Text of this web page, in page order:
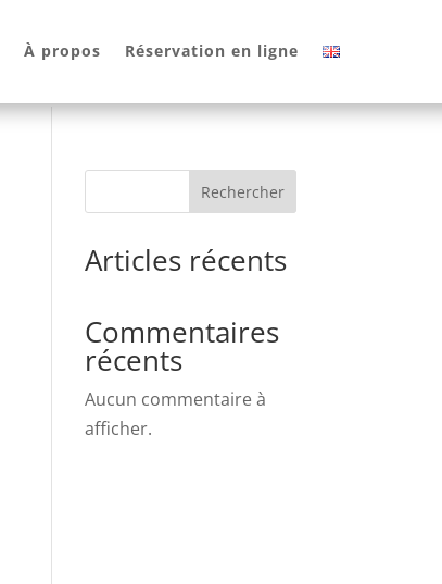
À propos Réservation en ligne
Rechercher
Articles récents
Commentaires
récents
Aucun commentaire à
afficher.